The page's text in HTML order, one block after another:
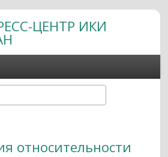
содержанию
ЦЕНТР ИКИ
относительности